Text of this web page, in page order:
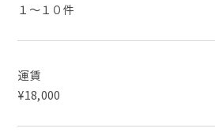
１～１０件
運賃
¥18,000